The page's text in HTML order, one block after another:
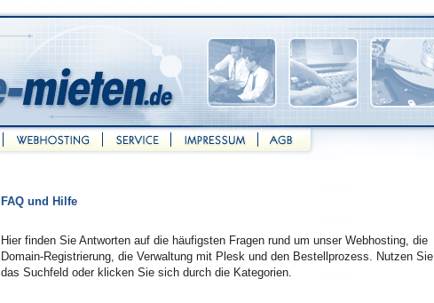
FAQ und Hilfe
Hier finden Sie Antworten auf die häufigsten Fragen rund um unser Webhosting, die
Domain-Registrierung, die Verwaltung mit Plesk und den Bestellprozess. Nutzen Sie
das Suchfeld oder klicken Sie sich durch die Kategorien.